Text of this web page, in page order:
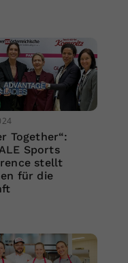
Together“:
Sports
stellt
für die